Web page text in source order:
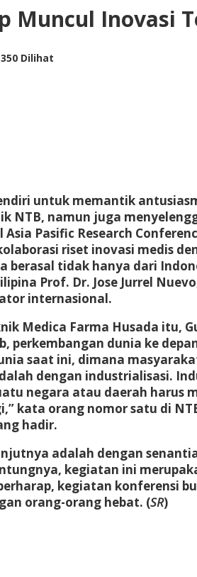
Muncul Inovasi
350 Dilihat
untuk memantik
NTB, namun juga
Pasific Research
riset inovasi medis
berasal tidak hanya dari
Prof. Dr. Jose Jurrel
internasional.
Medica Farma Husada itu,
perkembangan dunia ke
saat ini, dimana
dengan industrialisasi.
negara atau daerah harus
kata orang nomor satu di
hadir.
adalah dengan
kegiatan ini
kegiatan konferensi
orang-orang hebat. (SR)